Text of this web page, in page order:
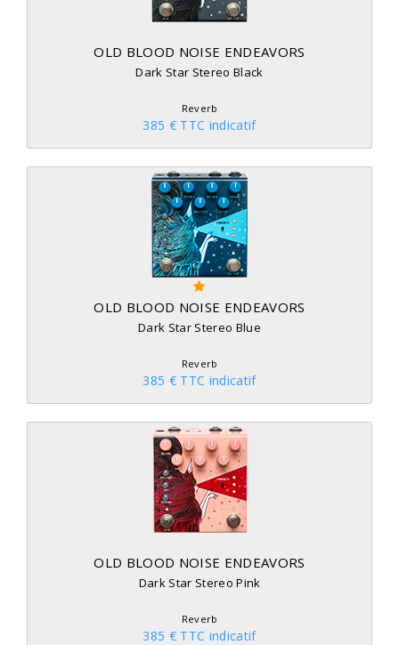
OLD BLOOD NOISE ENDEAVORS
Dark Star Stereo Black
Reverb
385 € TTC indicatif
OLD BLOOD NOISE ENDEAVORS
Dark Star Stereo Blue
Reverb
385 € TTC indicatif
OLD BLOOD NOISE ENDEAVORS
Dark Star Stereo Pink
Reverb
385 € TTC indicatif